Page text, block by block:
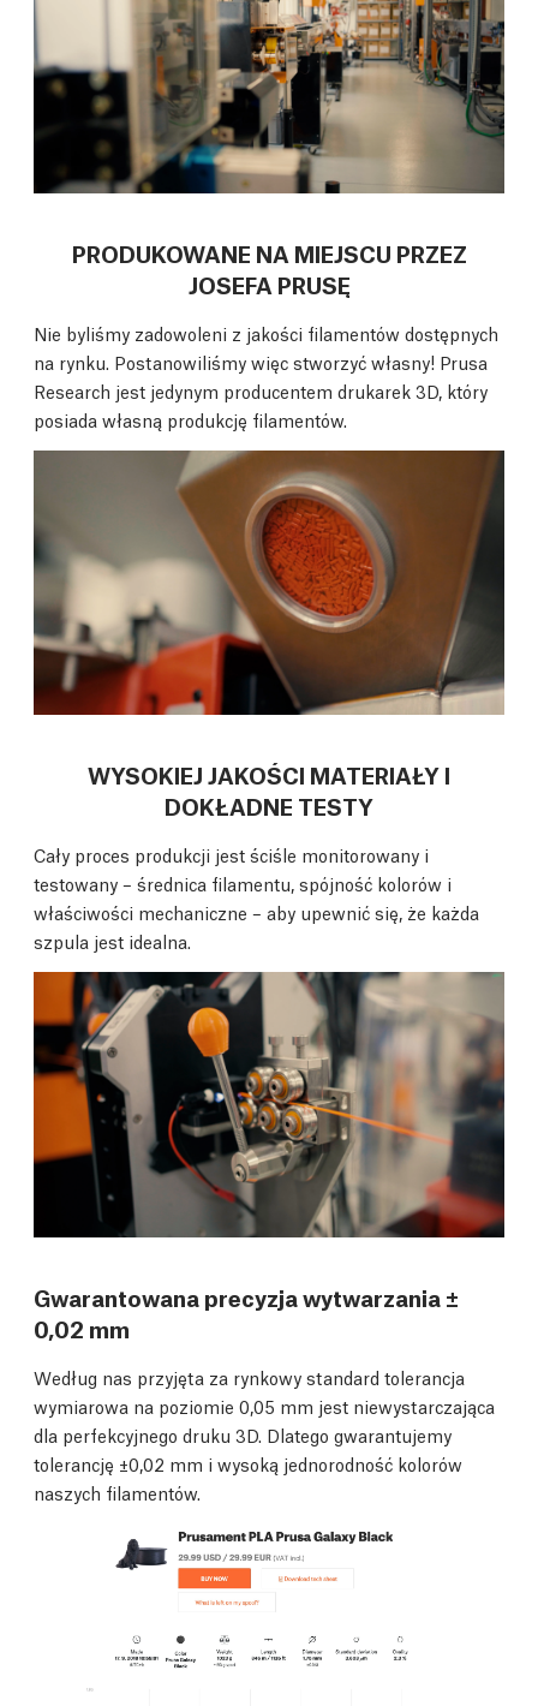
PRODUKOWANE NA MIEJSCU PRZEZ
JOSEFA PRUSĘ
Nie byliśmy zadowoleni z jakości filamentów dostępnych
na rynku. Postanowiliśmy więc stworzyć własny! Prusa
Research jest jedynym producentem drukarek 3D, który
posiada własną produkcję filamentów.
WYSOKIEJ JAKOŚCI MATERIAŁY I
DOKŁADNE TESTY
Cały proces produkcji jest ściśle monitorowany i
testowany – średnica filamentu, spójność kolorów i
właściwości mechaniczne – aby upewnić się, że każda
szpula jest idealna.
Gwarantowana precyzja wytwarzania ±
0,02 mm
Według nas przyjęta za rynkowy standard tolerancja
wymiarowa na poziomie 0,05 mm jest niewystarczająca
dla perfekcyjnego druku 3D. Dlatego gwarantujemy
tolerancję ±0,02 mm i wysoką jednorodność kolorów
naszych filamentów.